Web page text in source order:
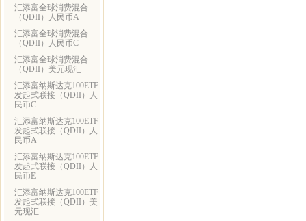
汇添富全球消费混合
（QDII）人民币A
汇添富全球消费混合
（QDII）人民币C
汇添富全球消费混合
（QDII）美元现汇
汇添富纳斯达克100ETF
发起式联接（QDII）人
民币C
汇添富纳斯达克100ETF
发起式联接（QDII）人
民币A
汇添富纳斯达克100ETF
发起式联接（QDII）人
民币E
汇添富纳斯达克100ETF
发起式联接（QDII）美
元现汇